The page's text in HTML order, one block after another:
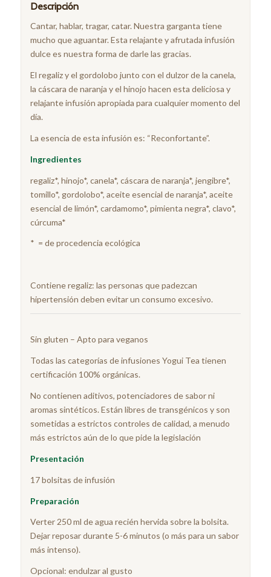
Descripción
Cantar, hablar, tragar, catar. Nuestra garganta tiene
mucho que aguantar. Esta relajante y afrutada infusión
dulce es nuestra forma de darle las gracias.
El regaliz y el gordolobo junto con el dulzor de la canela,
la cáscara de naranja y el hinojo hacen esta deliciosa y
relajante infusión apropiada para cualquier momento del
día.
La esencia de esta infusión es: “Reconfortante”.
Ingredientes
regaliz*, hinojo*, canela*, cáscara de naranja*, jengibre*,
tomillo*, gordolobo*, aceite esencial de naranja*, aceite
esencial de limón*, cardamomo*, pimienta negra*, clavo*,
cúrcuma*
* = de procedencia ecológica
Contiene regaliz: las personas que padezcan
hipertensión deben evitar un consumo excesivo.
Sin gluten – Apto para veganos
Todas las categorías de infusiones Yogui Tea tienen
certificación 100% orgánicas.
No contienen aditivos, potenciadores de sabor ni
aromas sintéticos. Están libres de transgénicos y son
sometidas a estrictos controles de calidad, a menudo
más estrictos aún de lo que pide la legislación
Presentación
17 bolsitas de infusión
Preparación
Verter 250 ml de agua recién hervida sobre la bolsita.
Dejar reposar durante 5-6 minutos (o más para un sabor
más intenso).
Opcional: endulzar al gusto